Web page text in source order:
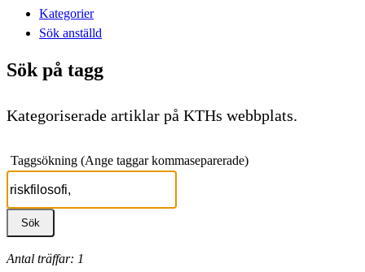
Kategorier
Sök anställd
Sök på tagg
Kategoriserade artiklar på KTHs webbplats.
Taggsökning (Ange taggar kommaseparerade)
Antal träffar: 1